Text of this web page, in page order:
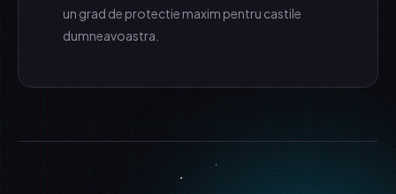
un grad de protectie maxim pentru castile
dumneavoastra.